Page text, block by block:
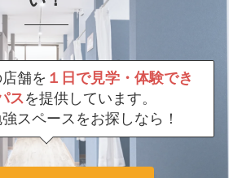
舗を １日で見学・体験でき
ス を提供しています。
スペースをお探しなら！